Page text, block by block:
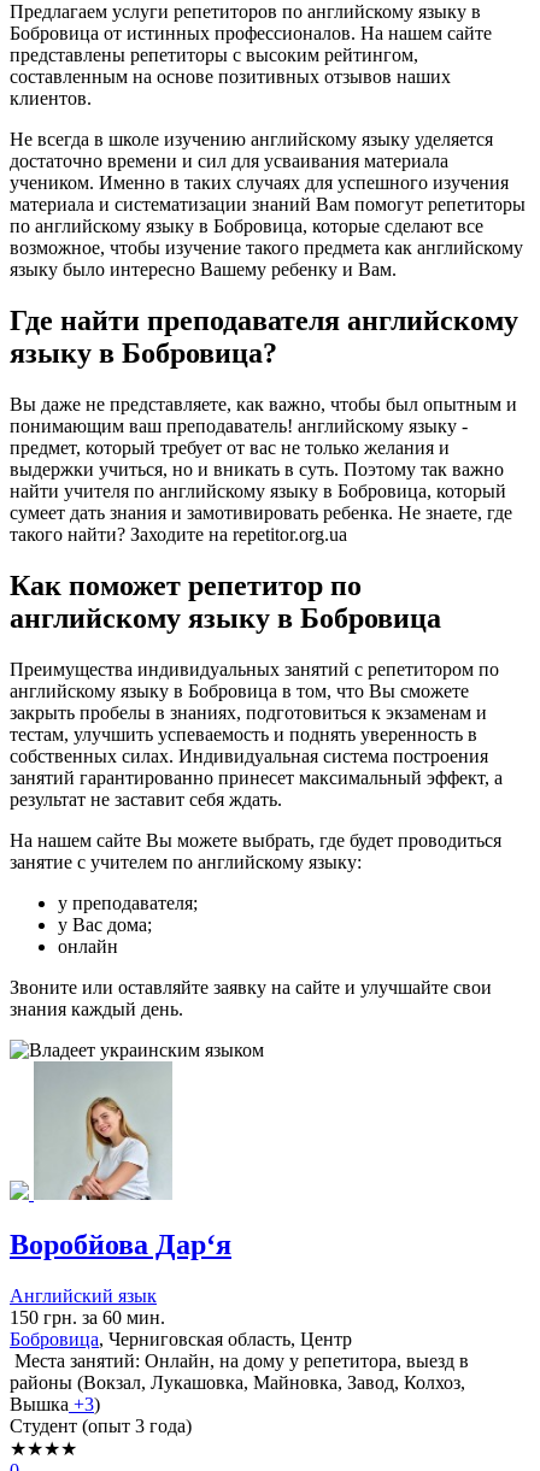
Предлагаем услуги репетиторов по английскому языку в
Бобровица от истинных профессионалов. На нашем сайте
представлены репетиторы с высоким рейтингом,
составленным на основе позитивных отзывов наших
клиентов.
Не всегда в школе изучению английскому языку уделяется
достаточно времени и сил для усваивания материала
учеником. Именно в таких случаях для успешного изучения
материала и систематизации знаний Вам помогут репетиторы
по английскому языку в Бобровица, которые сделают все
возможное, чтобы изучение такого предмета как английскому
языку было интересно Вашему ребенку и Вам.
Где найти преподавателя английскому
языку в Бобровица?
Вы даже не представляете, как важно, чтобы был опытным и
понимающим ваш преподаватель! английскому языку -
предмет, который требует от вас не только желания и
выдержки учиться, но и вникать в суть. Поэтому так важно
найти учителя по английскому языку в Бобровица, который
сумеет дать знания и замотивировать ребенка. Не знаете, где
такого найти? Заходите на repetitor.org.ua
Как поможет репетитор по
английскому языку в Бобровица
Преимущества индивидуальных занятий с репетитором по
английскому языку в Бобровица в том, что Вы сможете
закрыть пробелы в знаниях, подготовиться к экзаменам и
тестам, улучшить успеваемость и поднять уверенность в
собственных силах. Индивидуальная система построения
занятий гарантированно принесет максимальный эффект, а
результат не заставит себя ждать.
На нашем сайте Вы можете выбрать, где будет проводиться
занятие с учителем по английскому языку:
у преподавателя;
у Вас дома;
онлайн
Звоните или оставляйте заявку на сайте и улучшайте свои
знания каждый день.
Воробйова Дар‘я
Английский язык
150 грн. за 60 мин.
Бобровица, Черниговская область, Центр
Места занятий: Онлайн, на дому у репетитора, выезд в
районы (Вокзал, Лукашовка, Майновка, Завод, Колхоз,
Вышка +3)
Cтудент (опыт 3 года)
★★★★